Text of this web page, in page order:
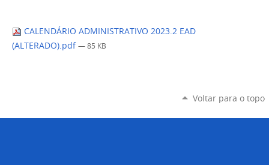
CALENDÁRIO ADMINISTRATIVO 2023.2 EAD
(ALTERADO).pdf — 85 KB
Voltar para o topo